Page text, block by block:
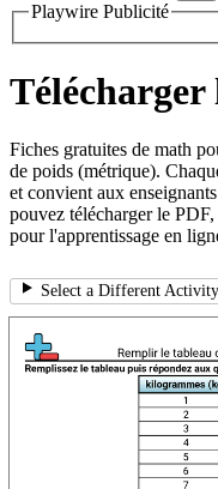
Playwire Publicité
Fiches gratuites de math
de poids (métrique).
et convient aux
pouvez télécharger le
pour l'apprentissage en
Select a Different Activity